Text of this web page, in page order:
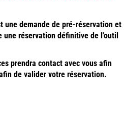
demande de pré-réservation et
une réservation définitive de l'outil
prendra contact avec vous afin
de valider votre réservation.